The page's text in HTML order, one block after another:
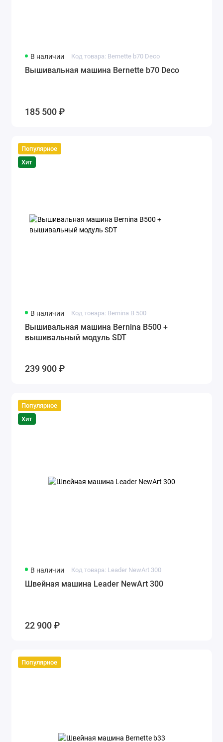
В наличии Код товара: Bernette b70 Deco
Вышивальная машина Bernette b70 Deco
185 500 ₽
Популярное
Хит
В наличии Код товара: Bernina B 500
Вышивальная машина Bernina B500 +
вышивальный модуль SDT
239 900 ₽
Популярное
Хит
В наличии Код товара: Leader NewArt 300
Швейная машина Leader NewArt 300
22 900 ₽
Популярное